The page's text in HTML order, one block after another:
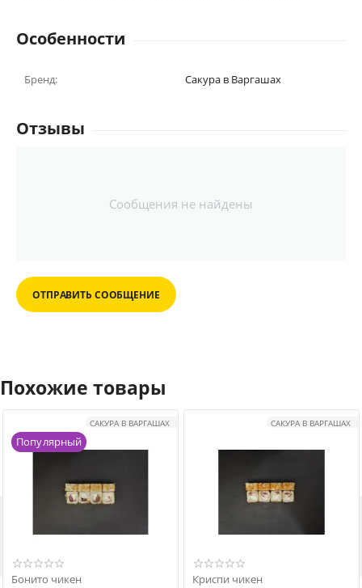
Особенности
Бренд: Сакура в Варгашах
Отзывы
Сообщения не найдены
ОТПРАВИТЬ СООБЩЕНИЕ
Похожие товары
САКУРА В ВАРГАШАХ
Популярный
Бонито чикен
САКУРА В ВАРГАШАХ
Криспи чикен